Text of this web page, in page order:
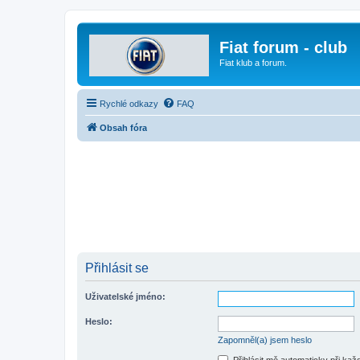
Fiat forum - club
Fiat klub a forum.
Rychlé odkazy FAQ
Obsah fóra
Přihlásit se
Uživatelské jméno:
Heslo:
Zapomněl(a) jsem heslo